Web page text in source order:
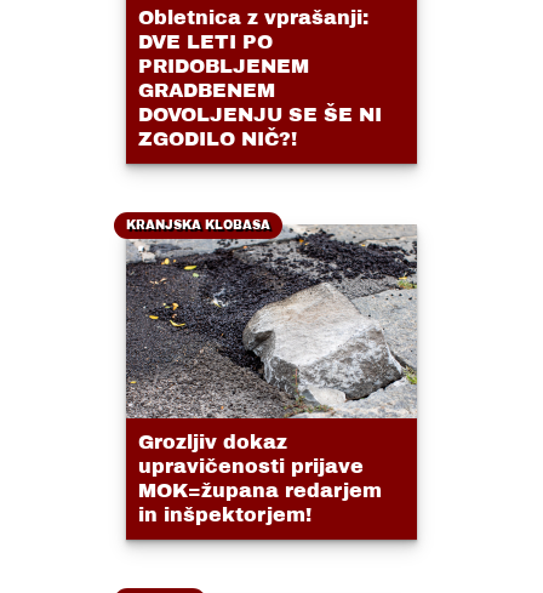
Obletnica z vprašanji:
DVE LETI PO
PRIDOBLJENEM
GRADBENEM
DOVOLJENJU SE ŠE NI
ZGODILO NIČ?!
KRANJSKA KLOBASA
Grozljiv dokaz
upravičenosti prijave
MOK=župana redarjem
in inšpektorjem!